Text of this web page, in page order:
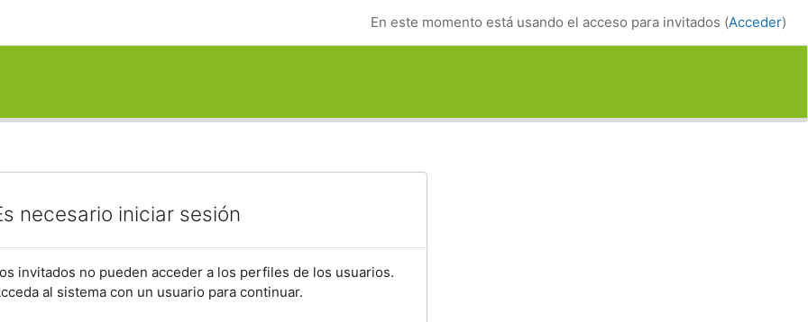
En este momento está usando el acceso para invitados (Acceder)
necesario iniciar sesión
invitados no pueden acceder a los perfiles de los usuarios.
al sistema con un usuario para continuar.